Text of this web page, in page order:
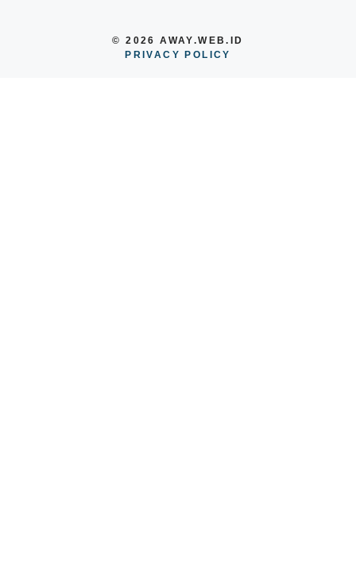
© 2026 AWAY.WEB.ID
PRIVACY POLICY